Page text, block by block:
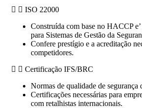
ISO 22000
Construída com base no HACCP
para Sistemas de Gestão da
Confere prestígio e a acreditação
competidores.
Certificação IFS/BRC
Normas de qualidade de
Certificações necessárias para
com retalhistas internacionais.